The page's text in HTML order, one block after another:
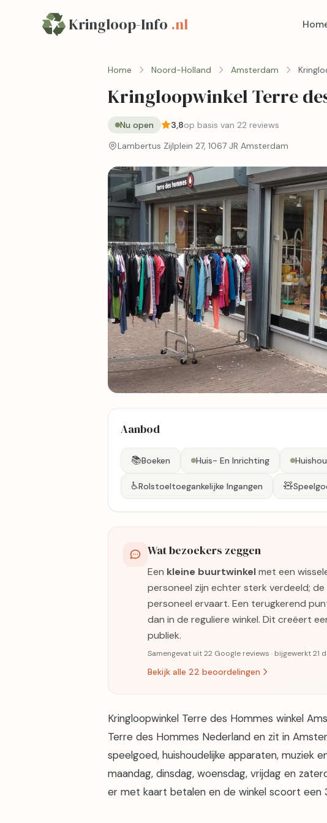
Kringloop-Info .nl
Home Noord-Holland Amsterdam
Kringloopwinkel Terre
Nu open 3,8op basis van 22 reviews
Lambertus Zijlplein 27, 1067 JR Amsterdam
Bekijk kaart
Aanbod
📚Boeken Huis- En Inrichting
♿Rolstoeltoegankelijke Ingangen 🧸
Wat bezoekers zeggen
Een kleine buurtwinkelmet een
personeel zijn echter sterk verdeeld;
personeel ervaart. Een terugkerend
dan in de reguliere winkel. Dit creëert
publiek.
Samengevat uit 22 Google reviews · bijgewerkt 21
Bekijk alle 22 beoordelingen
Kringloopwinkel Terre des Hommes winkel
Terre des Hommes Nederland en zit in
speelgoed, huishoudelijke apparaten, muziek
maandag, dinsdag, woensdag, vrijdag en
er met kaart betalen en de winkel scoort een